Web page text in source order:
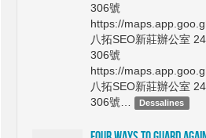
306號
https://
八拓SEO新莊辦公室
306號
https://
八拓SEO新莊辦公室
306號…
Dessalines